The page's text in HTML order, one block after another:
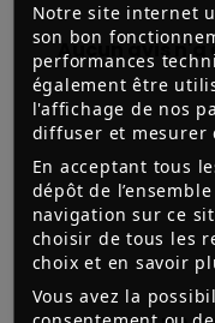
Notre site internet
son bon
performances
également être
l'affichage de nos
diffuser et mesurer
En acceptant tous
dépôt de
navigation sur ce
choisir de tous les
choix et en savoir
Vous avez la
Aucun avis n'a